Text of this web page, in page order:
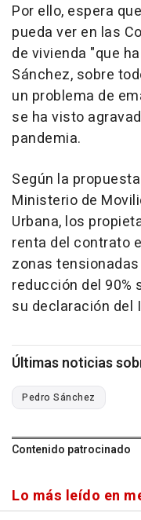
Por ello, espera
pueda ver en las
de vivienda "que
Sánchez, sobre
un problema de
se ha visto
pandemia.
Según la
Ministerio de
Urbana, los
renta del contrato
zonas
reducción del 90%
su declaración del
Últimas noticias
Pedro Sánchez
Contenido patrocinado
Lo más leído en